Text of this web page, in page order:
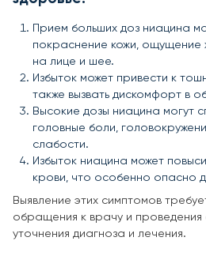
Прием больших доз ниацина
покраснение кожи, ощущение
на лице и шее.
Избыток может привести к
также вызвать дискомфорт в
Высокие дозы ниацина могут
головные боли,
слабости.
Избыток ниацина может
крови, что особенно опасно
Выявление этих симптомов
обращения к врачу и проведения
уточнения диагноза и лечения.